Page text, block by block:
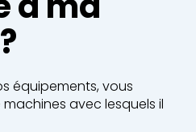
équipements, vous
avec lesquels il